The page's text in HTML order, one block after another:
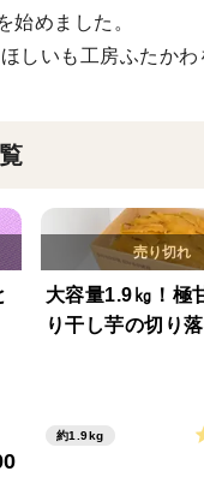
始めました。
しいも工房ふたかわ
大容量1.9㎏！極
り干し芋の切り
約1.9kg